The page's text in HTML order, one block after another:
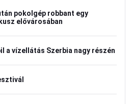
pokolgép robbant egy
elővárosában
a vízellátás Szerbia nagy részén